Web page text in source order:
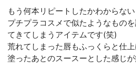
もう何本リピートしたかわからない
プチプラコスメで似たようなもの
てきてしまうアイテムです(笑)
荒れてしまった唇もふっくらと仕上
塗ったあとのスースーとした感じが